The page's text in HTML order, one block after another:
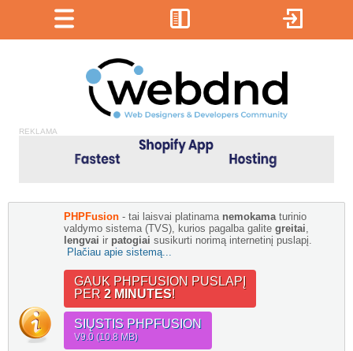
REKLAMA
PHPFusion - tai laisvai platinama nemokama turinio
valdymo sistema (TVS), kurios pagalba galite greitai
lengvai ir patogiai susikurti norimą internetinį puslapį.
Plačiau apie sistemą...
GAUK PHPFUSION PUSLAPĮ
PER 2 MINUTES!
SIŲSTIS PHPFUSION
V9.0 (10.8 MB)